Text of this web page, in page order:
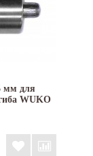
мм для
WUKO